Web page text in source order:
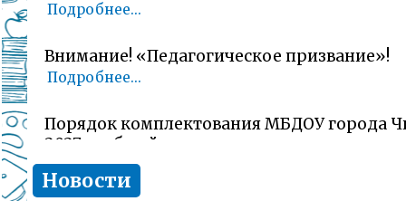
Подробнее...
Внимание! «Педагогическое призвание»!
Подробнее...
Порядок комплектования МБДОУ города
2027 учебный год
Подробнее...
Новости